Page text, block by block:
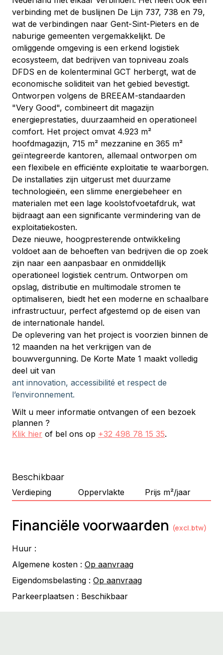
verbinding met de buslijnen De Lijn 737, 738 en 79,
wat de verbindingen naar Gent-Sint-Pieters en de
naburige gemeenten vergemakkelijkt. De
omliggende omgeving is een erkend logistiek
ecosysteem, dat bedrijven van topniveau zoals
DFDS en de kolenterminal GCT herbergt, wat de
economische soliditeit van het gebied bevestigt.
Ontworpen volgens de BREEAM-standaarden
"Very Good", combineert dit magazijn
energieprestaties, duurzaamheid en operationeel
comfort. Het project omvat 4.923 m²
hoofdmagazijn, 715 m² mezzanine en 365 m²
geïntegreerde kantoren, allemaal ontworpen om
een flexibele en efficiënte exploitatie te waarborgen.
De installaties zijn uitgerust met duurzame
technologieën, een slimme energiebeheer en
materialen met een lage koolstofvoetafdruk, wat
bijdraagt aan een significante vermindering van de
exploitatiekosten.
Deze nieuwe, hoogpresterende ontwikkeling
voldoet aan de behoeften van bedrijven die op zoek
zijn naar een aanpasbaar en onmiddellijk
operationeel logistiek centrum. Ontworpen om
opslag, distributie en multimodale stromen te
optimaliseren, biedt het een moderne en schaalbare
infrastructuur, perfect afgestemd op de eisen van
de internationale handel.
De oplevering van het project is voorzien binnen de
12 maanden na het verkrijgen van de
bouwvergunning. De Korte Mate 1 maakt volledig
deel uit van
ant innovation, accessibilité et respect de
l’environnement.
Wilt u meer informatie ontvangen of een bezoek
plannen ?
Klik hier of bel ons op +32 498 78 15 35.
Beschikbaar
Verdieping Oppervlakte Prijs m²/jaar
Financiële voorwaarden (excl.btw)
Huur :
Algemene kosten : Op aanvraag
Eigendomsbelasting : Op aanvraag
Parkeerplaatsen : Beschikbaar